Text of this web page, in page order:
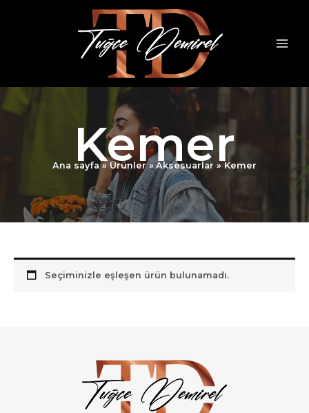
Kemer
Ana sayfa Ürünler Aksesuarlar Kemer
Seçiminizle eşleşen ürün bulunamadı.